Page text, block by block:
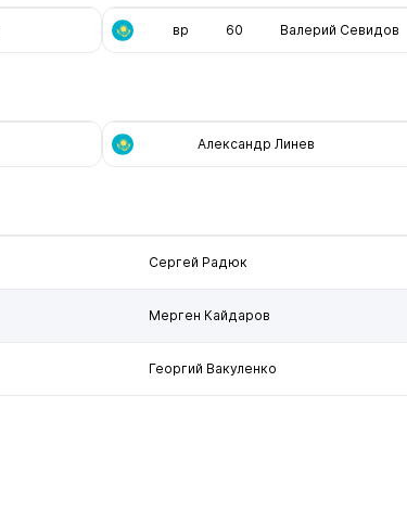
вр 60 Валерий Севидов
Александр Линев
Сергей Радюк
Мерген Кайдаров
Георгий Вакуленко